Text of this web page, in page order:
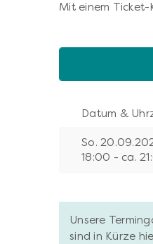
Mit einem Ticket-
Datum &
So.
18:00 - ca.
Unsere
sind in Kürze